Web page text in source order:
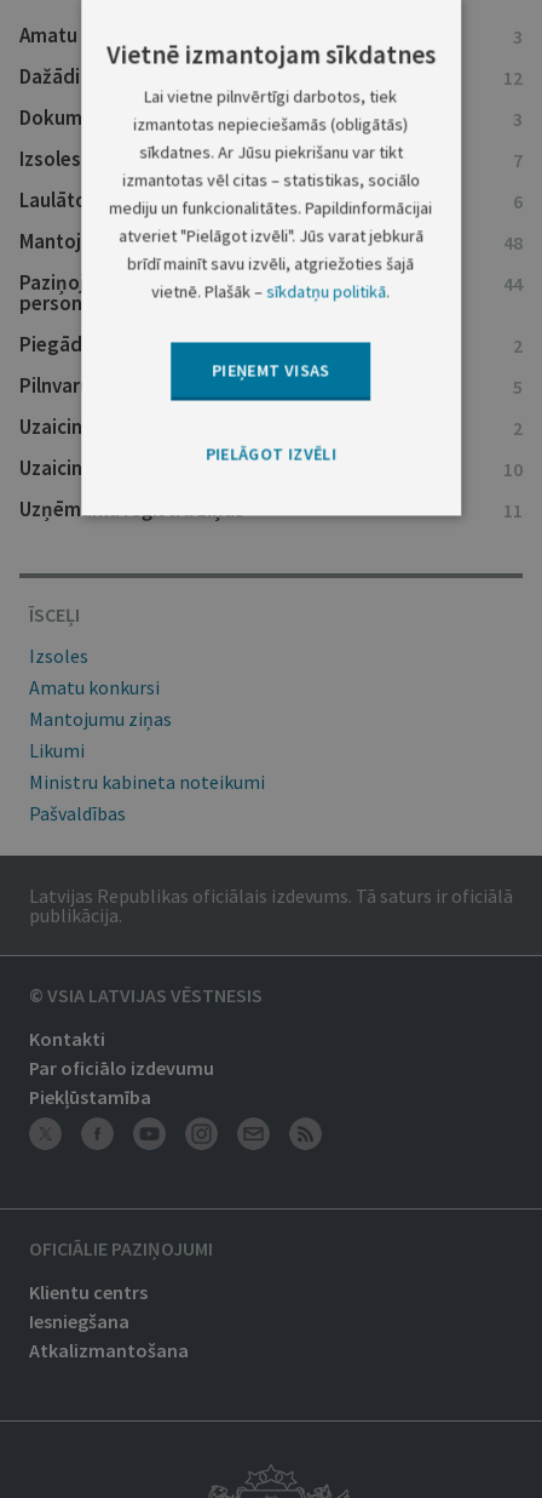
Amatu konkursu ziņas 3
Dažādi sludinājumi 12
Dokumentu atsaukumi 3
Izsoles 7
Laulāto mantiskās attiecības 6
Mantojumu ziņas 48
Paziņojumi kreditoriem un ieinteresētajām
personām
44
Piegādes un darbu izpildes pasūtījumi 2
Pilnvaru atsaukumi 5
Uzaicinājumi nokārtot saistības 2
Uzaicinājumi uz tiesu 10
Uzņēmumu reģistra ziņas 11
ĪSCEĻI
Izsoles
Amatu konkursi
Mantojumu ziņas
Likumi
Ministru kabineta noteikumi
Pašvaldības
Latvijas Republikas oficiālais izdevums. Tā saturs ir oficiālā
publikācija.
© VSIA LATVIJAS VĒSTNESIS
Kontakti
Par oficiālo izdevumu
Piekļūstamība
OFICIĀLIE PAZIŅOJUMI
Klientu centrs
Iesniegšana
Atkalizmantošana
Vietnē izmantojam sīkdatnes
Lai vietne pilnvērtīgi darbotos, tiek
izmantotas nepieciešamās (obligātās)
sīkdatnes. Ar Jūsu piekrišanu var tikt
izmantotas vēl citas – statistikas, sociālo
mediju un funkcionalitātes. Papildinformācijai
atveriet "Pielāgot izvēli". Jūs varat jebkurā
brīdī mainīt savu izvēli, atgriežoties šajā
vietnē. Plašāk –sīkdatņu politikā.
PIEŅEMT VISAS
PIELĀGOT IZVĒLI